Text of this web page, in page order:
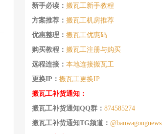
新手必读： 搬瓦工新手教程
方案推荐： 搬瓦工机房推荐
优惠整理： 搬瓦工优惠码
购买教程： 搬瓦工注册与购买
远程连接： 本地连接搬瓦工
更换IP： 搬瓦工更换IP
搬瓦工补货通知：
搬瓦工补货通知QQ群： 874585274
搬瓦工补货通知TG频道： @banwagongnews